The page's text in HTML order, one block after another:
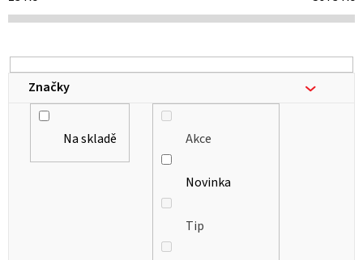
Na skladě Akce
Novinka
Tip
Značky
p
r
o
d